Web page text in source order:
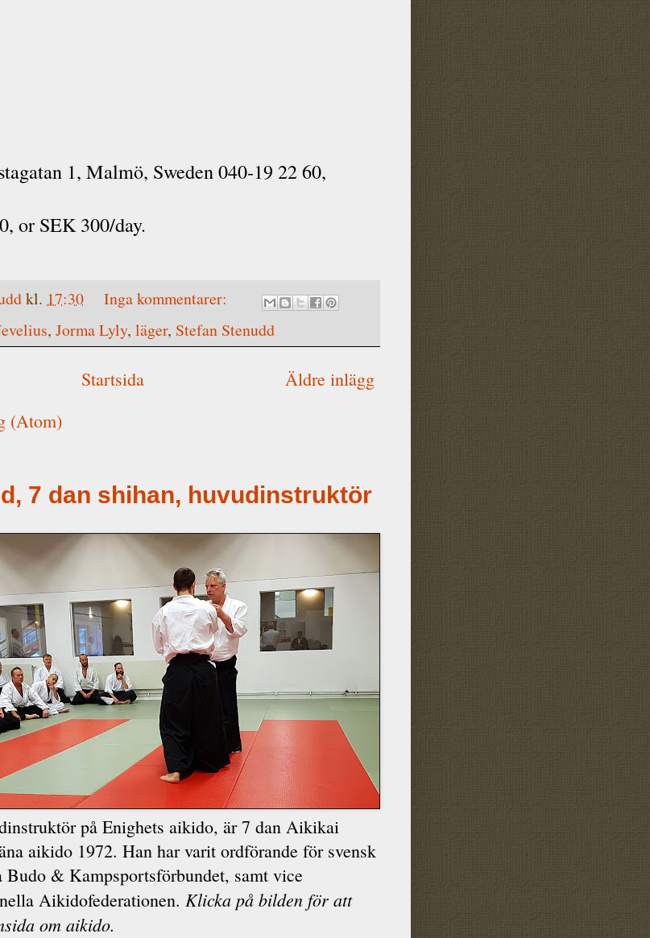
1, Malmö, Sweden 040-19 22 60,
or SEK 300/day.
kl. 17:30
Inga kommentarer:
, Jorma Lyly, läger, Stefan Stenudd
Äldre inlägg
Startsida
(Atom)
7 dan shihan, huvudinstruktör
på Enighets aikido, är 7 dan Aikikai
aikido 1972. Han har varit ordförande för svensk
Budo & Kampsportsförbundet, samt vice
Aikidofederationen. Klicka på bilden för att
om aikido.